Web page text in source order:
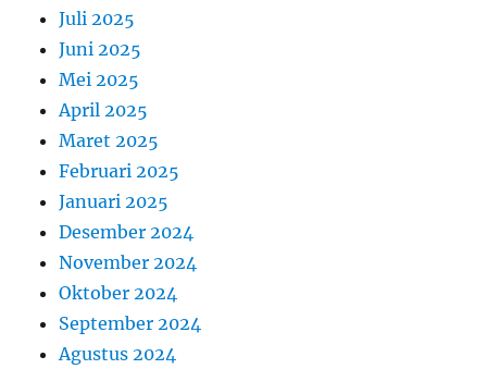
Juli 2025
Juni 2025
Mei 2025
April 2025
Maret 2025
Februari 2025
Januari 2025
Desember 2024
November 2024
Oktober 2024
September 2024
Agustus 2024